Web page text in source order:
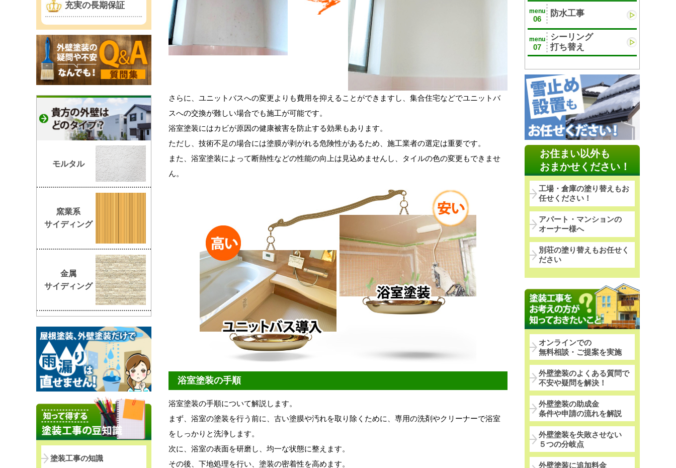
さらに、ユニットバスへの変更よりも費用を抑えることができますし、集合住宅などでユニットバ
スへの交換が難しい場合でも施工が可能です。
浴室塗装にはカビが原因の健康被害を防止する効果もあります。
ただし、技術不足の場合には塗膜が剥がれる危険性があるため、施工業者の選定は重要です。
また、浴室塗装によって断熱性などの性能の向上は見込めませんし、タイルの色の変更もできませ
ん。
浴室塗装の手順
浴室塗装の手順について解説します。
まず、浴室の塗装を行う前に、古い塗膜や汚れを取り除くために、専用の洗剤やクリーナーで浴室
をしっかりと洗浄します。
次に、浴室の表面を研磨し、均一な状態に整えます。
その後、下地処理を行い、塗装の密着性を高めます。
menu
06
防水工事
menu
07
シーリング
打ち替え
お住まい以外も
おまかせください！
工場・倉庫の塗り替えもお
任せください！
アパート・マンションの
オーナー様へ
別荘の塗り替えもお任せく
ださい
オンラインでの
無料相談・ご提案を実施
外壁塗装のよくある質問で
不安や疑問を解決！
外壁塗装の助成金
条件や申請の流れを解説
外壁塗装を失敗させない
５つの分岐点
外壁塗装に追加料金
充実の長期保証
モルタル
窯業系
サイディング
金属
サイディング
塗装工事の知識